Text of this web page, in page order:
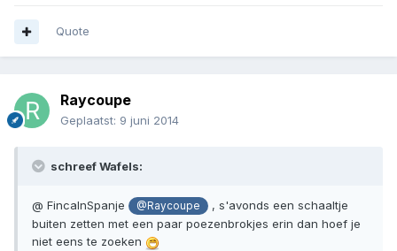
Quote
Raycoupe
Geplaatst: 9 juni 2014
schreef Wafels:
@ FincaInSpanje @Raycoupe
, s'avonds een schaaltje
buiten zetten met een paar poezenbrokjes erin dan hoef je
niet eens te zoeken